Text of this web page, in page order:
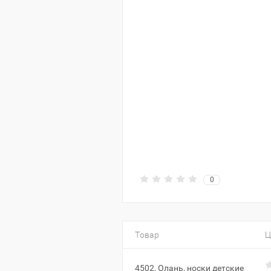
0
Товар
4502, Олань, носки детские